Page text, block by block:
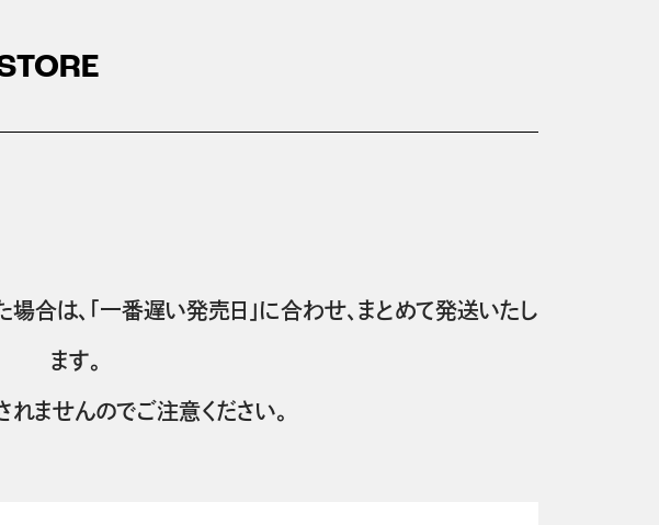
合は、「一番遅い発売日」に合わせ、まとめて発送いたし
ます。
ませんのでご注意ください。